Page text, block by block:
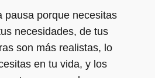
pausa porque necesitas
necesidades, de tus
son más realistas, lo
en tu vida, y los